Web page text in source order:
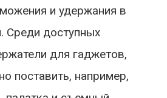
и удержания в
Среди доступных
для гаджетов,
поставить, например,